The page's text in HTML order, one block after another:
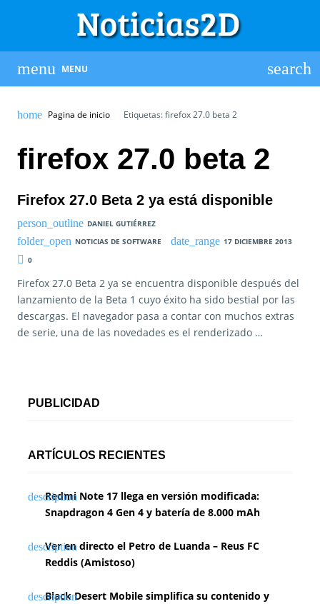
MENU
Pagina de inicio Etiquetas: firefox 27.0 beta 2
firefox 27.0 beta 2
Firefox 27.0 Beta 2 ya está disponible
DANIEL GUTIÉRREZ
NOTICIAS DE SOFTWARE
17 DICIEMBRE 2013
0
Firefox 27.0 Beta 2 ya se encuentra disponible después del
lanzamiento de la Beta 1 cuyo éxito ha sido bestial por las
descargas. El navegador pasa a contar con muchos extras
de serie, una de las novedades es el renderizado …
PUBLICIDAD
ARTÍCULOS RECIENTES
Redmi Note 17 llega en versión modificada:
Snapdragon 4 Gen 4 y batería de 8.000 mAh
Ver en directo el Petro de Luanda – Reus FC
Reddis (Amistoso)
Black Desert Mobile simplifica su contenido y